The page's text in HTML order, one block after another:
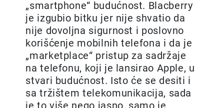
„smartphone“ budućnost. Blacberry
je izgubio bitku jer nije shvatio da
nije dovoljna sigurnost i poslovno
korišćenje mobilnih telefona i da je
„marketplace“ pristup za sadržaje
na telefonu, koji je lansirao Apple, u
stvari budućnost. Isto će se desiti i
sa tržištem telekomunikacija, sada
je to više nego jasno, samo je